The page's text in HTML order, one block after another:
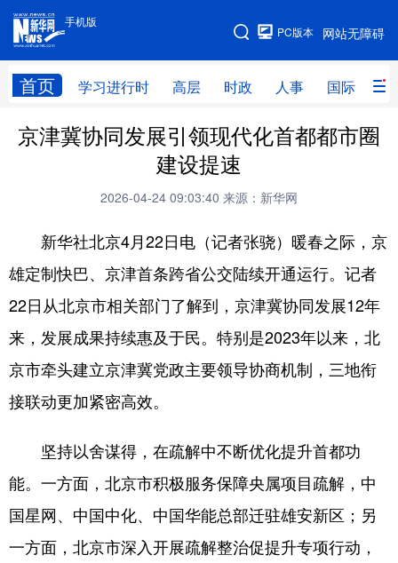
手机版
网站无障碍
PC版本
首页 学习进行时 高层 时政 人事 国际 财
手机版
网站地图
学习进行时 高层 时政 人事
财经 网评
思客智库 全球连线
科技 科普 体育 文化
健康 军事 访谈 视频
图片 中央文件 金融
溯源中国 城市
亚太网 上市公司 投教基地
京津冀协同发展引领现代化首都都市圈
建设提速
2026-04-24 09:03:40 来源：新华网
新华社北京4月22日电（记者张骁）暖春之际，京
雄定制快巴、京津首条跨省公交陆续开通运行。记者
22日从北京市相关部门了解到，京津冀协同发展12年
来，发展成果持续惠及于民。特别是2023年以来，北
京市牵头建立京津冀党政主要领导协商机制，三地衔
接联动更加紧密高效。
坚持以舍谋得，在疏解中不断优化提升首都功
能。一方面，北京市积极服务保障央属项目疏解，中
国星网、中国中化、中国华能总部迁驻雄安新区；另
一方面，北京市深入开展疏解整治促提升专项行动，